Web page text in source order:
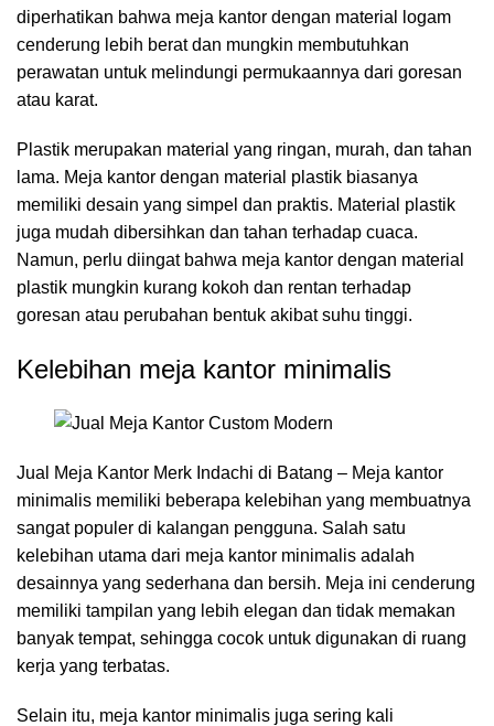
diperhatikan bahwa meja kantor dengan material logam
cenderung lebih berat dan mungkin membutuhkan
perawatan untuk melindungi permukaannya dari goresan
atau karat.
Plastik merupakan material yang ringan, murah, dan tahan
lama. Meja kantor dengan material plastik biasanya
memiliki desain yang simpel dan praktis. Material plastik
juga mudah dibersihkan dan tahan terhadap cuaca.
Namun, perlu diingat bahwa meja kantor dengan material
plastik mungkin kurang kokoh dan rentan terhadap
goresan atau perubahan bentuk akibat suhu tinggi.
Kelebihan meja kantor minimalis
Jual Meja Kantor Merk Indachi di Batang – Meja kantor
minimalis memiliki beberapa kelebihan yang membuatnya
sangat populer di kalangan pengguna. Salah satu
kelebihan utama dari meja kantor minimalis adalah
desainnya yang sederhana dan bersih. Meja ini cenderung
memiliki tampilan yang lebih elegan dan tidak memakan
banyak tempat, sehingga cocok untuk digunakan di ruang
kerja yang terbatas.
Selain itu, meja kantor minimalis juga sering kali